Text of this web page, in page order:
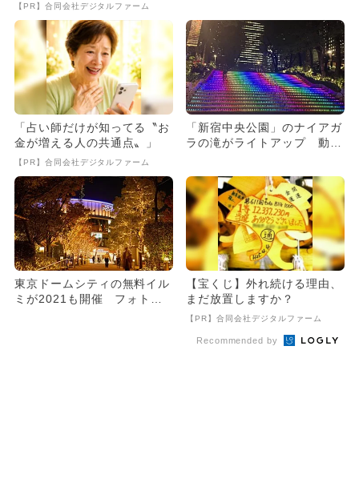
【PR】合同会社デジタルファーム
「占い師だけが知ってる〝お
金が増える人の共通点〟」
【PR】合同会社デジタルファーム
「新宿中央公園」のナイアガ
ラの滝がライトアップ 動物
東京ドームシティの無料イル
ミが2021も開催 フォトス
【宝くじ】外れ続ける理由、
まだ放置しますか？
【PR】合同会社デジタルファーム
Recommended by